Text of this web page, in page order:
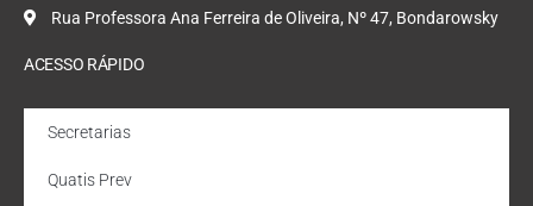
Rua Professora Ana Ferreira de Oliveira, Nº 47, Bondarowsky
ACESSO RÁPIDO
Secretarias
Quatis Prev